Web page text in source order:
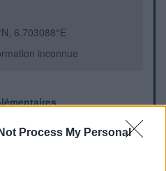
Process My Personal
6.703088°E
inconnue
dans la montée du col de